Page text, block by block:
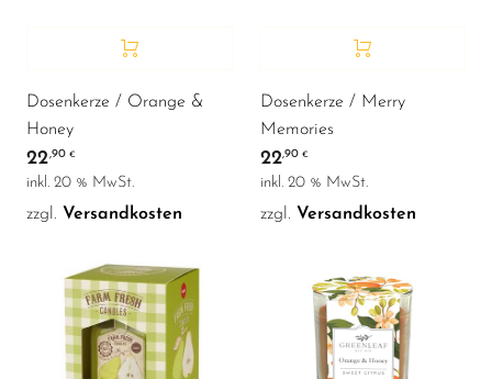
Dosenkerze / Orange &
Honey
22,90 €
inkl. 20 % MwSt.
zzgl. Versandkosten
Dosenkerze / Merry
Memories
22,90€
inkl. 20 % MwSt.
zzgl. Versandkosten